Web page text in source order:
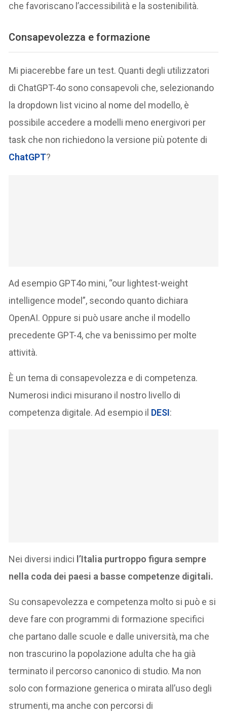
che favoriscano l’accessibilità e la sostenibilità.
Consapevolezza e formazione
Mi piacerebbe fare un test. Quanti degli utilizzatori
di ChatGPT-4o sono consapevoli che, selezionando
la dropdown list vicino al nome del modello, è
possibile accedere a modelli meno energivori per
task che non richiedono la versione più potente di
ChatGPT?
Ad esempio GPT4o mini, “our lightest-weight
intelligence model”, secondo quanto dichiara
OpenAI. Oppure si può usare anche il modello
precedente GPT-4, che va benissimo per molte
attività.
È un tema di consapevolezza e di competenza.
Numerosi indici misurano il nostro livello di
competenza digitale. Ad esempio il DESI:
Nei diversi indici l’Italia purtroppo figura sempre
nella coda dei paesi a basse competenze digitali.
Su consapevolezza e competenza molto si può e si
deve fare con programmi di formazione specifici
che partano dalle scuole e dalle università, ma che
non trascurino la popolazione adulta che ha già
terminato il percorso canonico di studio. Ma non
solo con formazione generica o mirata all’uso degli
strumenti, ma anche con percorsi di